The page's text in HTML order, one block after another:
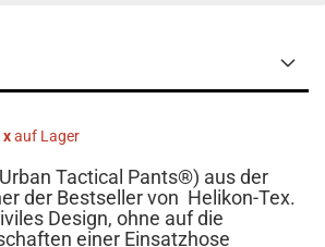
xauf Lager
Tactical Pants®) aus der
der Bestseller von Helikon-Tex.
Design, ohne auf die
einer Einsatzhose